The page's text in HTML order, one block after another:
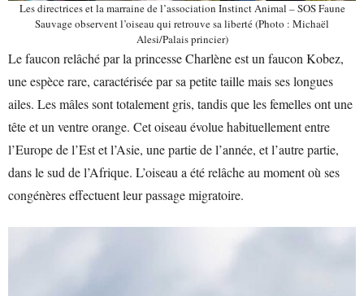
Les directrices et la marraine de l’association Instinct Animal – SOS Faune
Sauvage observent l’oiseau qui retrouve sa liberté (Photo : Michaël
Alesi/Palais princier)
Le faucon relâché par la princesse Charlène est un faucon Kobez,
une espèce rare, caractérisée par sa petite taille mais ses longues
ailes. Les mâles sont totalement gris, tandis que les femelles ont une
tête et un ventre orange. Cet oiseau évolue habituellement entre
l’Europe de l’Est et l’Asie, une partie de l’année, et l’autre partie,
dans le sud de l’Afrique. L’oiseau a été relâche au moment où ses
congénères effectuent leur passage migratoire.